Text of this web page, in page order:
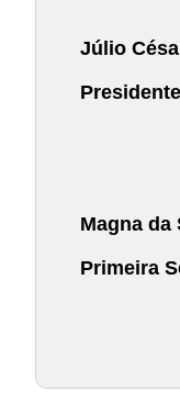
Júlio
Magna da
Primeira